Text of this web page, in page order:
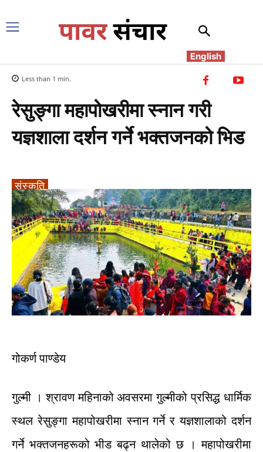
English
Less than 1 min.
रेसुङ्गा महापोखरीमा स्नान गरी
यज्ञशाला दर्शन गर्ने भक्तजनको भिड
संस्कृति
गोकर्ण पाण्डेय
गुल्मी । श्रावण महिनाको अवसरमा गुल्मीको प्रसिद्ध धार्मिक
स्थल रेसुङ्गा महापोखरीमा स्नान गर्ने र यज्ञशालाको दर्शन
गर्ने भक्तजनहरूको भीड बढ्न थालेको छ । महापोखरीमा